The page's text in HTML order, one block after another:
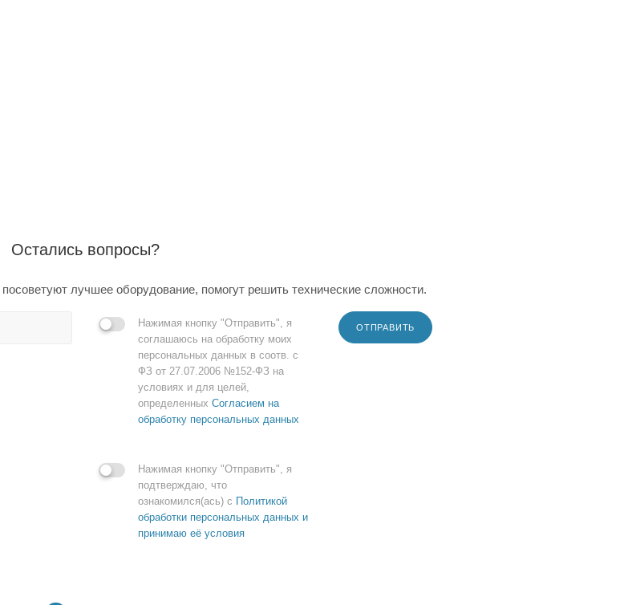
Остались вопросы?
лучшее оборудование, помогут решить технические сложности.
Нажимая кнопку "Отправить", я
соглашаюсь на обработку моих
персональных данных в соотв. с
ФЗ от 27.07.2006 №152-ФЗ на
условиях и для целей,
определенных Согласием на
обработку персональных данных
Нажимая кнопку "Отправить", я
подтверждаю, что
ознакомился(ась) с Политикой
обработки персональных данных и
принимаю её условия
ОТПРАВИТЬ